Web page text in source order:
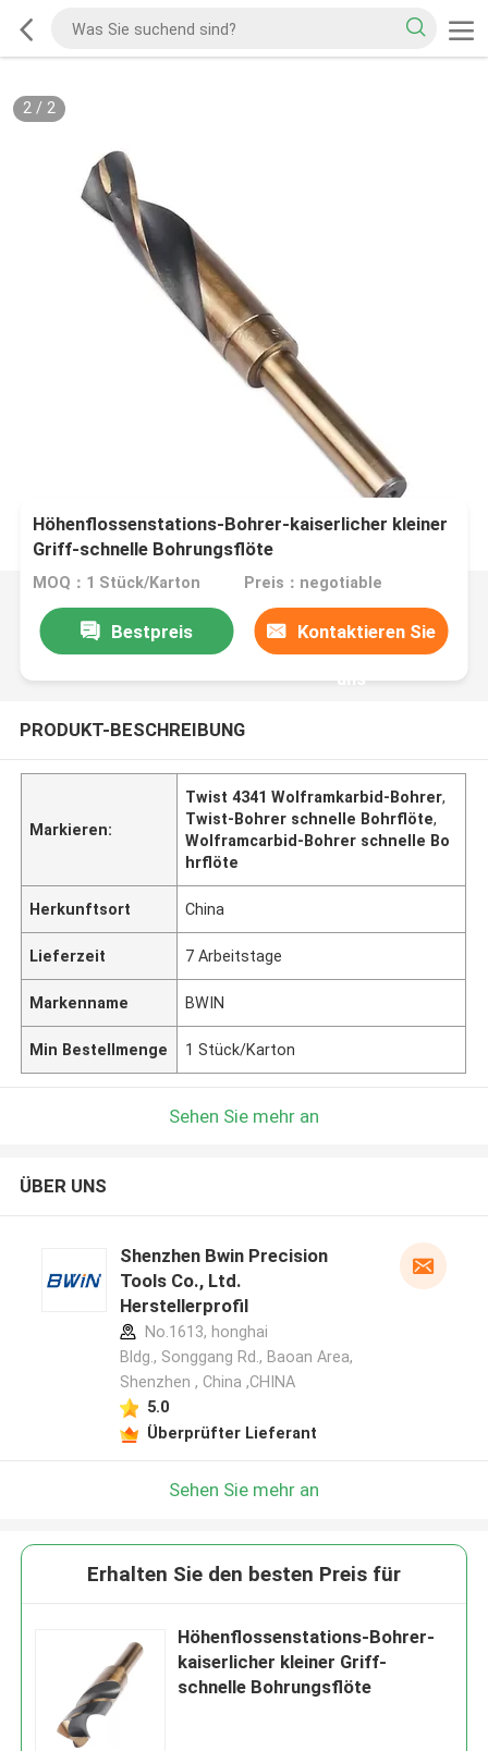
2/ 2
Höhenflossenstations-Bohrer-kaiserlicher kleiner
Griff-schnelle Bohrungsflöte
MOQ：1 Stück/Karton Preis：negotiable
Bestpreis Kontaktieren Sie
uns
PRODUKT-BESCHREIBUNG
Markieren:
Twist 4341 Wolframkarbid-Bohrer,
Twist-Bohrer schnelle Bohrflöte,
Wolframcarbid-Bohrer schnelle Bo
hrflöte
Herkunftsort China
Lieferzeit 7 Arbeitstage
Markenname BWIN
Min Bestellmenge 1 Stück/Karton
Sehen Sie mehr an
ÜBER UNS
Shenzhen Bwin Precision
Tools Co., Ltd.
Herstellerprofil
No.1613, honghai
Bldg., Songgang Rd., Baoan Area,
Shenzhen , China ,CHINA
5.0
Überprüfter Lieferant
Sehen Sie mehr an
Erhalten Sie den besten Preis für
Höhenflossenstations-Bohrer-
kaiserlicher kleiner Griff-
schnelle Bohrungsflöte